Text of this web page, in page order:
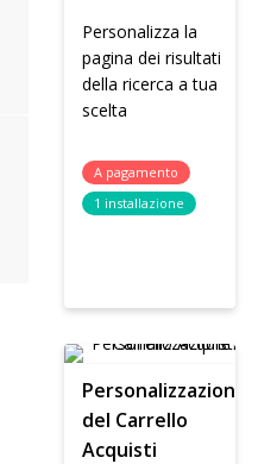
Personalizza la
pagina dei risultati
della ricerca a tua
scelta
A pagamento
1 installazione
Personalizzazione
del Carrello
Acquisti